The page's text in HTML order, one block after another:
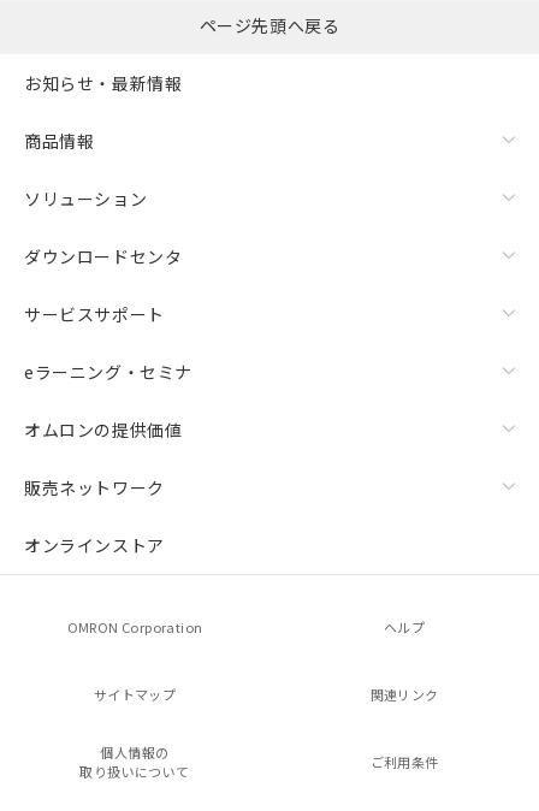
ページ先頭へ戻る
お知らせ・最新情報
商品情報
ソリューション
ダウンロードセンタ
サービスサポート
eラーニング・セミナ
オムロンの提供価値
販売ネットワーク
オンラインストア
OMRON Corporation ヘルプ
サイトマップ 関連リンク
個人情報の
取り扱いについて
ご利用条件